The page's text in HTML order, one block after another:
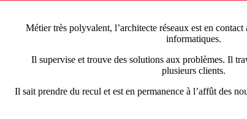
Métier très polyvalent, l’architecte réseaux est en
informatiques.
Il supervise et trouve des solutions aux problèmes. Il
plusieurs clients.
Il sait prendre du recul et est en permanence à l’affût des